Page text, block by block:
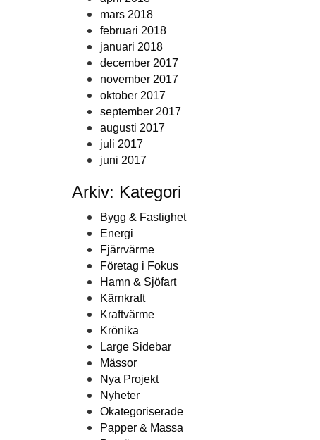
mars 2018
februari 2018
januari 2018
december 2017
november 2017
oktober 2017
september 2017
augusti 2017
juli 2017
juni 2017
Arkiv: Kategori
Bygg & Fastighet
Energi
Fjärrvärme
Företag i Fokus
Hamn & Sjöfart
Kärnkraft
Kraftvärme
Krönika
Large Sidebar
Mässor
Nya Projekt
Nyheter
Okategoriserade
Papper & Massa